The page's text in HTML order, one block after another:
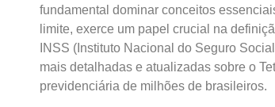
fundamental dominar conceitos
limite, exerce um papel crucial na
INSS (Instituto Nacional do Seguro
mais detalhadas e atualizadas sobre o
previdenciária de milhões de brasileiros.